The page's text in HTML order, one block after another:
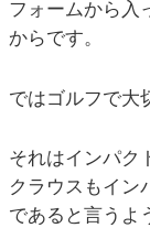
フォームから入
からです。
ではゴルフで大
それはインパク
クラウスもイン
であると言うよ